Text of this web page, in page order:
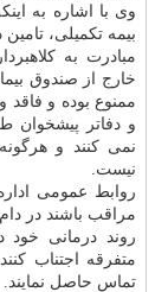
وی با اشاره به
بیمه تكمیلی،
مبادرت به
خارج از صندوق
ممنوع بوده و
و دفاتر پیشخوان
نمی كنند و
نیست.
روابط عمومی
مراقب باشند در دام
روند درمانی خود
تماس حاصل نمایند.